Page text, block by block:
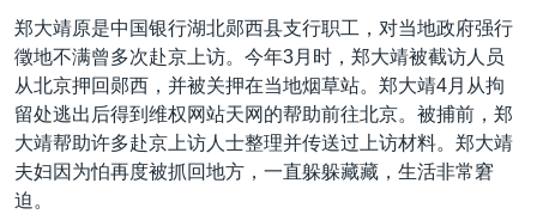
关注西藏
关注新疆
GEN Z 看美国
郑大靖原是中国银行湖北郧西县支行职工，对当地政府强行
徵地不满曾多次赴京上访。今年3月时，郑大靖被截访人员
从北京押回郧西，并被关押在当地烟草站。郑大靖4月从拘
留处逃出后得到维权网站天网的帮助前往北京。被捕前，郑
大靖帮助许多赴京上访人士整理并传送过上访材料。郑大靖
夫妇因为怕再度被抓回地方，一直躲躲藏藏，生活非常窘
迫。